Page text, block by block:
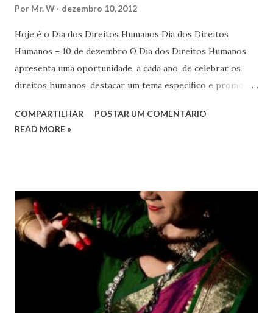
Por Mr. W dezembro 10, 2012
Hoje é o Dia dos Direitos Humanos Dia dos Direitos
Humanos – 10 de dezembro O Dia dos Direitos Humanos
apresenta uma oportunidade, a cada ano, de celebrar os
direitos humanos, destacar um tema específico e promover
em todos os lugares. Este ano, o foco é sobre os direitos
Estes direitos humanos – os direitos à liberdade de opinião
e de expressão, de reunião pacífica e de associação, e de
participar no governo (artigos 19, 20 e 21 da Declaração
Universal dos Direitos Humanos ) – têm estado no centro
das mudanças históricas no mundo árabe nos últimos dois
anos, em que milhões foram às ruas para exigir mudanças.
Em outras partes do mundo, os “99%” fizeram suas vozes
COMPARTILHAR
POSTAR UM COMENTÁRIO
READ MORE »